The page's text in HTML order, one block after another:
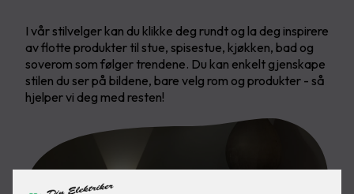
I vår stilvelger kan du klikke deg rundt og la deg inspirere
av flotte produkter til stue, spisestue, kjøkken, bad og
soverom som følger trendene. Du kan enkelt gjenskape
stilen du ser på bildene, bare velg rom og produkter - så
hjelper vi deg med resten!